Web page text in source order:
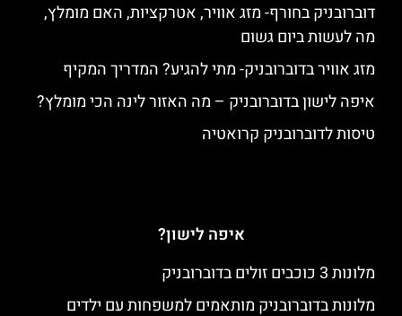
דוברובניק בחורף- מזג אוויר, אטרקציות, האם מומלץ,
מה לעשות ביום גשום
מזג אוויר בדוברובניק- מתי להגיע? המדריך המקיף
איפה לישון בדוברובניק – מה האזור לינה הכי מומלץ?
טיסות לדוברובניק קרואטיה
איפה לישון?
מלונות 3 כוכבים זולים בדוברובניק
מלונות בדוברובניק מותאמים למשפחות עם ילדים